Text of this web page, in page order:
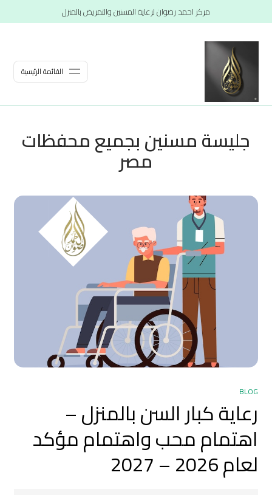
مركز احمد رضوان لرعاية المسنين والتمريض بالمنزل
القائمة الرئيسية
جليسة مسنين بجميع محفظات
مصر
BLOG
رعاية كبار السن بالمنزل –
اهتمام محب واهتمام مؤكد
لعام 2026 – 2027